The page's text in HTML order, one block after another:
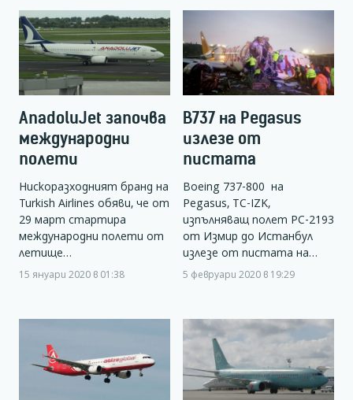
AnadoluJet започва
международни
полети
Нискоразходният бранд на
Turkish Airlines обяви, че от
29 март стартира
международни полети от
летище…
15 януари 2020 в 01:38
B737 на Pegasus
излезе от
пистата
Boeing 737-800 на
Pegasus, TC-IZK,
изпълняващ полет PC-2193
от Измир до Истанбул
излезе от пистата на…
5 февруари 2020 в 19:29